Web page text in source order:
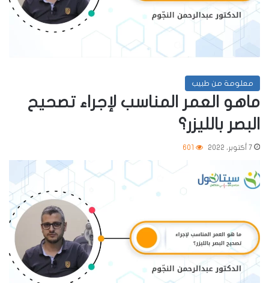
معلومة من طبيب
ماهو العمر المناسب لإجراء تصحيح
البصر بالليزر؟
7 أكتوبر، 2022 601